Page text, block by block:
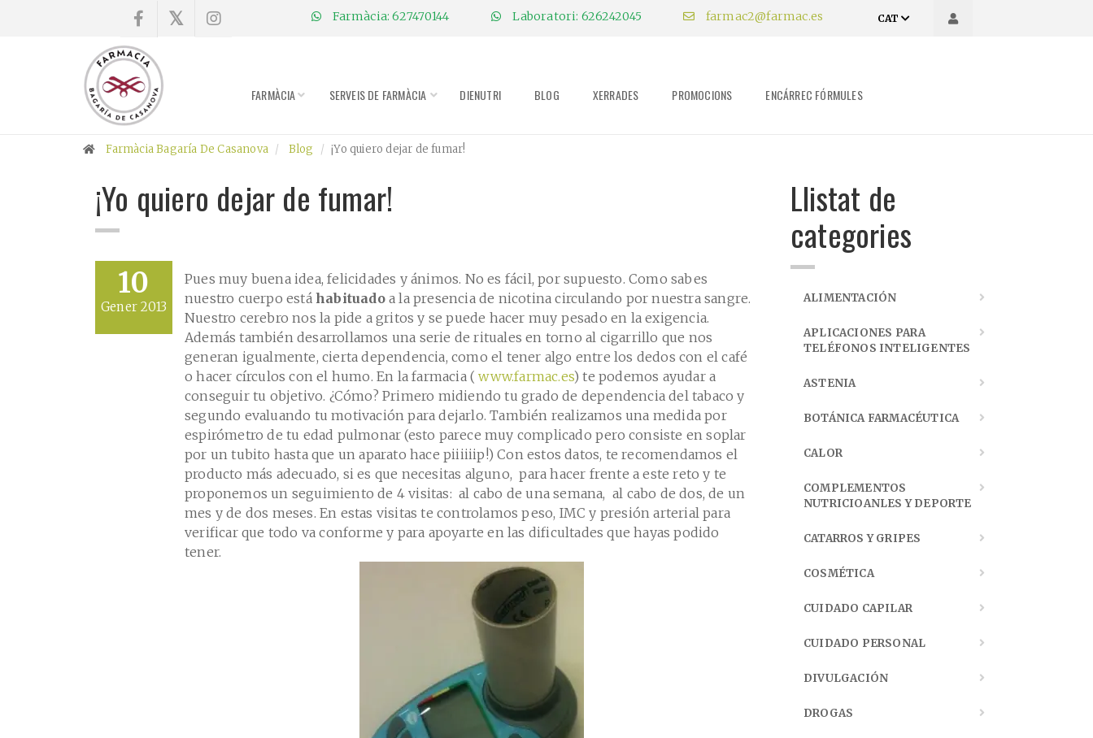
Farmàcia: 627470144 Laboratori: 626242045 farmac2@farmac.es CAT
FARMÀCIA SERVEIS DE FARMÀCIA DIENUTRI BLOG XERRADES PROMOCIONS ENCÁRREC FÓRMULES
Compra
Farmàcia
Xerrades
Promocions
Encárrec
fórmules
Farmàcia Bagaría De Casanova Blog ¡Yo quiero dejar de fumar!
¡Yo quiero dejar de fumar!
10
Gener 2013
Pues muy buena idea, felicidades y ánimos. No es fácil, por supuesto. Como sabes
nuestro cuerpo está habituadoa la presencia de nicotina circulando por nuestra sangre.
Nuestro cerebro nos la pide a gritos y se puede hacer muy pesado en la exigencia.
Además también desarrollamos una serie de rituales en torno al cigarrillo que nos
generan igualmente, cierta dependencia, como el tener algo entre los dedos con el café
o hacer círculos con el humo. En la farmacia (www.farmac.es) te podemos ayudar a
conseguir tu objetivo. ¿Cómo? Primero midiendo tu grado de dependencia del tabaco y
segundo evaluando tu motivación para dejarlo. También realizamos una medida por
espirómetro de tu edad pulmonar (esto parece muy complicado pero consiste en soplar
por un tubito hasta que un aparato hace piiiiiip!) Con estos datos, te recomendamos el
producto más adecuado, si es que necesitas alguno, para hacer frente a este reto y te
proponemos un seguimiento de 4 visitas: al cabo de una semana, al cabo de dos, de un
mes y de dos meses. En estas visitas te controlamos peso, IMC y presión arterial para
verificar que todo va conforme y para apoyarte en las dificultades que hayas podido
tener.
Llistat de
categories
ALIMENTACIÓN
APLICACIONES PARA
TELÉFONOS INTELIGENTES
ASTENIA
BOTÁNICA FARMACÉUTICA
CALOR
COMPLEMENTOS
NUTRICIOANLES Y DEPORTE
CATARROS Y GRIPES
COSMÉTICA
CUIDADO CAPILAR
CUIDADO PERSONAL
DIVULGACIÓN
DROGAS